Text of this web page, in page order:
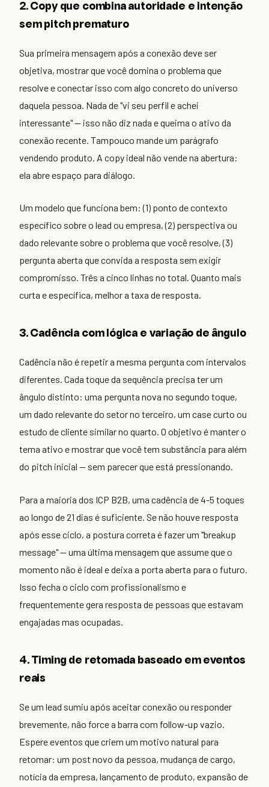
2. Copy que combina autoridade e intenção
sem pitch prematuro
Sua primeira mensagem após a conexão deve ser
objetiva, mostrar que você domina o problema que
resolve e conectar isso com algo concreto do universo
daquela pessoa. Nada de "vi seu perfil e achei
interessante" — isso não diz nada e queima o ativo da
conexão recente. Tampouco mande um parágrafo
vendendo produto. A copy ideal não vende na abertura:
ela abre espaço para diálogo.
Um modelo que funciona bem: (1) ponto de contexto
específico sobre o lead ou empresa, (2) perspectiva ou
dado relevante sobre o problema que você resolve, (3)
pergunta aberta que convida a resposta sem exigir
compromisso. Três a cinco linhas no total. Quanto mais
curta e específica, melhor a taxa de resposta.
3. Cadência com lógica e variação de ângulo
Cadência não é repetir a mesma pergunta com intervalos
diferentes. Cada toque da sequência precisa ter um
ângulo distinto: uma pergunta nova no segundo toque,
um dado relevante do setor no terceiro, um case curto ou
estudo de cliente similar no quarto. O objetivo é manter o
tema ativo e mostrar que você tem substância para além
do pitch inicial — sem parecer que está pressionando.
Para a maioria dos ICP B2B, uma cadência de 4-5 toques
ao longo de 21 dias é suficiente. Se não houve resposta
após esse ciclo, a postura correta é fazer um "breakup
message" — uma última mensagem que assume que o
momento não é ideal e deixa a porta aberta para o futuro.
Isso fecha o ciclo com profissionalismo e
frequentemente gera resposta de pessoas que estavam
engajadas mas ocupadas.
4. Timing de retomada baseado em eventos
reais
Se um lead sumiu após aceitar conexão ou responder
brevemente, não force a barra com follow-up vazio.
Espere eventos que criem um motivo natural para
retomar: um post novo da pessoa, mudança de cargo,
notícia da empresa, lançamento de produto, expansão de